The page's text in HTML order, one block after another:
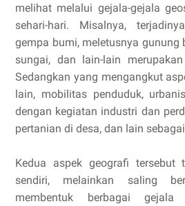
melihat melalui gejala-gejala
sehari-hari. Misalnya,
gempa bumi, meletusnya gunung
sungai, dan lain-lain
Sedangkan yang mengangkut
lain, mobilitas penduduk,
dengan kegiatan industri dan
pertanian di desa, dan lain
Kedua aspek geografi tersebut
sendiri, melainkan saling
membentuk berbagai